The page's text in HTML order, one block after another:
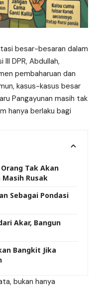
besar-besaran dalam
DPR, Abdullah,
pembaharuan dan
kasus-kasus besar
Pangayunan masih tak
hanya berlaku bagi
Tak Akan
Rusak
Sebagai Pondasi
Akar, Bangun
Bangkit Jika
bukan hanya